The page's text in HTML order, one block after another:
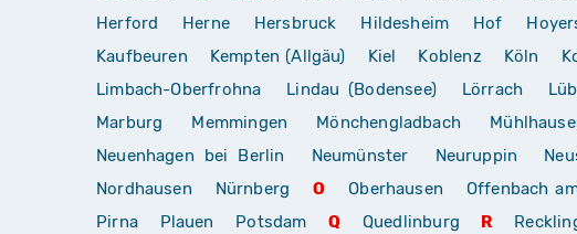
Herford
Herne Hersbruck Hildesheim Hof
Kaufbeuren
Kempten (Allgäu) Kiel Koblenz Köln
Limbach-Oberfrohna
Lindau (Bodensee) Lörrach
Marburg
Memmingen Mönchengladbach
Neuenhagen bei Berlin
Neumünster Neuruppin
Nordhausen
Nürnberg O Oberhausen Offenbach
Pirna
Plauen Potsdam Q Quedlinburg R